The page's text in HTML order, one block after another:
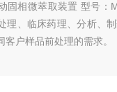
固相微萃取装置 型号：
理、临床药理、分析、
客户样品前处理的需求。